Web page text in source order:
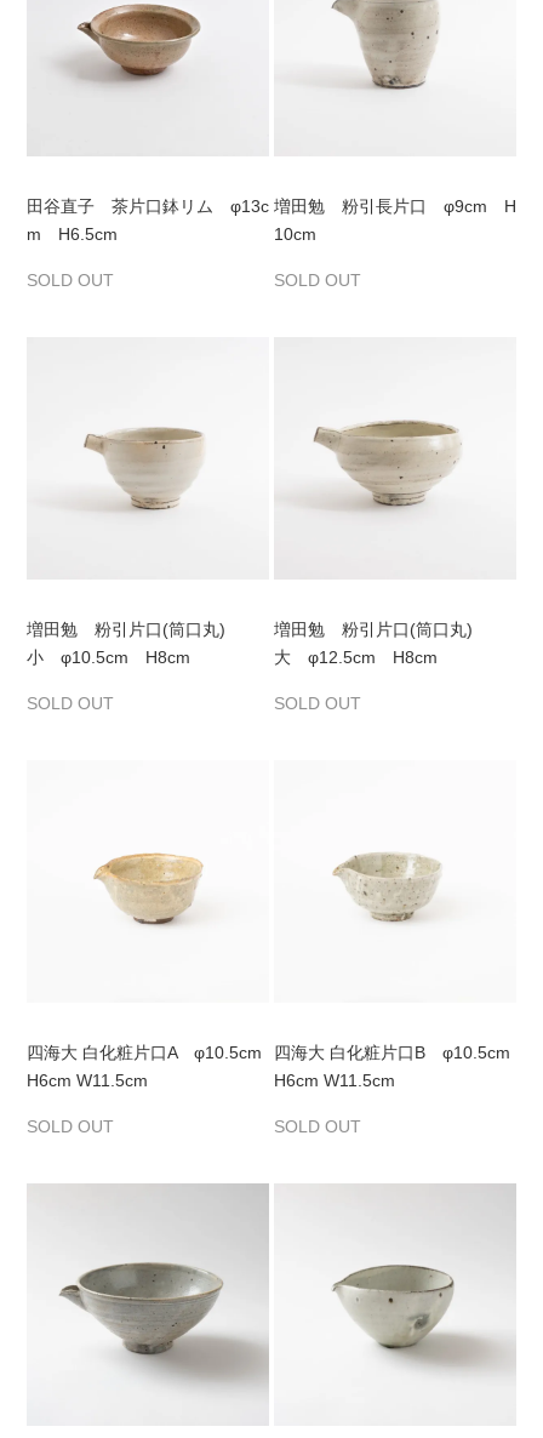
田谷直子 茶片口鉢リム φ13c
m H6.5cm
SOLD OUT
増田勉 粉引長片口 φ9cm H
10cm
SOLD OUT
増田勉 粉引片口(筒口丸)
小 φ10.5cm H8cm
SOLD OUT
増田勉 粉引片口(筒口丸)
大 φ12.5cm H8cm
SOLD OUT
四海大 白化粧片口A φ10.5cm
H6cm W11.5cm
SOLD OUT
四海大 白化粧片口B φ10.5cm
H6cm W11.5cm
SOLD OUT